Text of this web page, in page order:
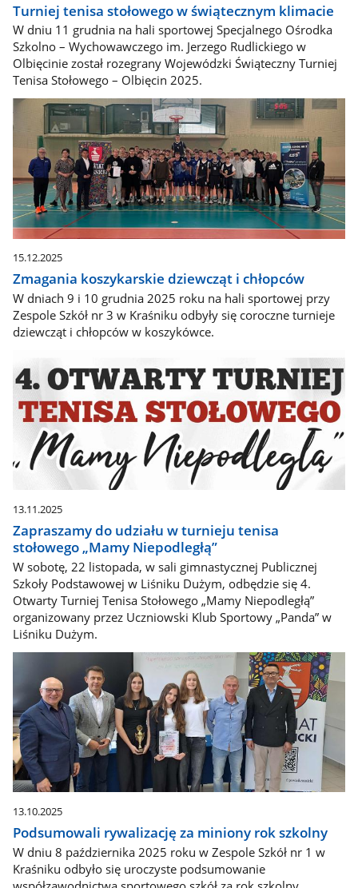
Turniej tenisa stołowego w świątecznym klimacie
W dniu 11 grudnia na hali sportowej Specjalnego Ośrodka
Szkolno – Wychowawczego im. Jerzego Rudlickiego w
Olbięcinie został rozegrany Wojewódzki Świąteczny Turniej
Tenisa Stołowego – Olbięcin 2025.
15.12.2025
Zmagania koszykarskie dziewcząt i chłopców
W dniach 9 i 10 grudnia 2025 roku na hali sportowej przy
Zespole Szkół nr 3 w Kraśniku odbyły się coroczne turnieje
dziewcząt i chłopców w koszykówce.
13.11.2025
Zapraszamy do udziału w turnieju tenisa
stołowego „Mamy Niepodległą”
W sobotę, 22 listopada, w sali gimnastycznej Publicznej
Szkoły Podstawowej w Liśniku Dużym, odbędzie się 4.
Otwarty Turniej Tenisa Stołowego „Mamy Niepodległą”
organizowany przez Uczniowski Klub Sportowy „Panda” w
Liśniku Dużym.
13.10.2025
Podsumowali rywalizację za miniony rok szkolny
W dniu 8 października 2025 roku w Zespole Szkół nr 1 w
Kraśniku odbyło się uroczyste podsumowanie